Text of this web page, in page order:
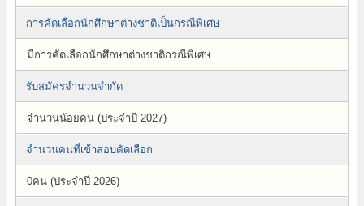
การคัดเลือกนักศึกษาต่างชาติเป็นกรณีพิเศษ
มีการคัดเลือกนักศึกษาต่างชาติกรณีพิเศษ
รับสมัครจำนวนจำกัด
จำนวนน้อยคน (ประจำปี 2027)
จำนวนคนที่เข้าสอบคัดเลือก
0คน (ประจำปี 2026)